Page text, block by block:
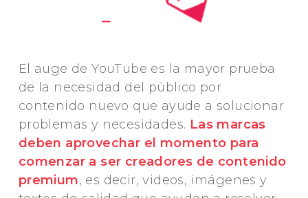
El auge de YouTube es la mayor prueba
de la necesidad del público por
contenido nuevo que ayude a solucionar
problemas y necesidades. Las marcas
deben aprovechar el momento para
comenzar a ser creadores de contenido
premium, es decir, videos, imágenes y